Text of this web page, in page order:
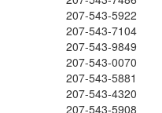
207-543-5922
207-543-7104
207-543-9849
207-543-0070
207-543-5881
207-543-4320
207-543-5908